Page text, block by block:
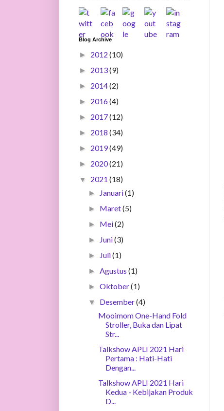
Blog Archive
► 2012 (10)
► 2013(9)
► 2014(2)
► 2016(4)
► 2017(12)
► 2018 (34)
► 2019(49)
► 2020(21)
▼ 2021 (18)
► Januari(1)
► Maret(5)
► Mei(2)
► Juni(3)
► Juli(1)
►Agustus(1)
►Oktober(1)
▼ Desember(4)
Mooimom One-Hand Fold
Stroller, Buka dan Lipat
Str...
Talkshow APLI 2021 Hari
Pertama : Hati-Hati
Dengan...
Talkshow APLI 2021 Hari
Kedua - Kebijakan Produk
D...